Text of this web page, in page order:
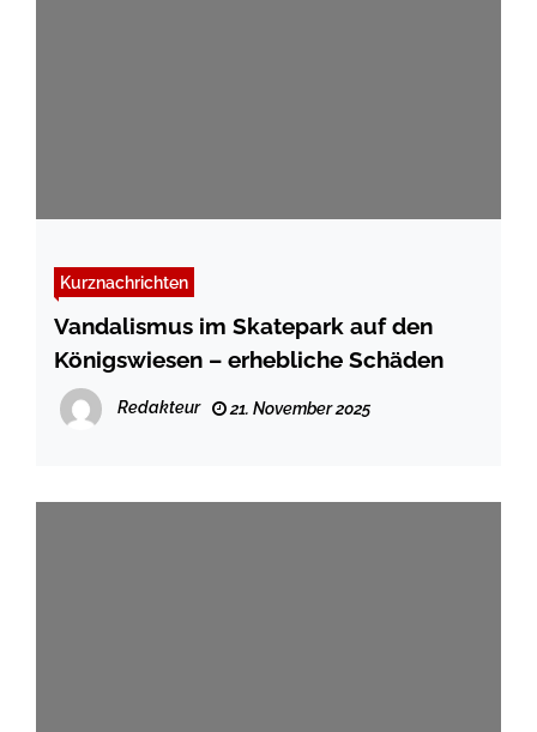
Kurznachrichten
Vandalismus im Skatepark auf den
Königswiesen – erhebliche Schäden
Redakteur 21. November 2025